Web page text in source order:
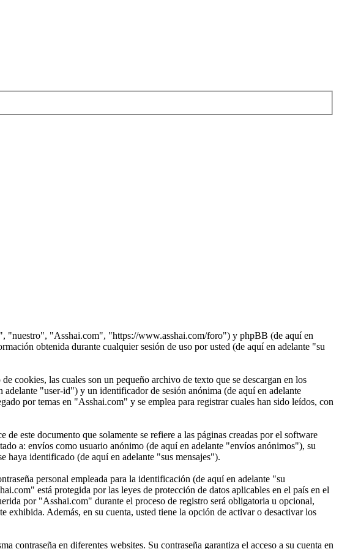
"nuestro", "Asshai.com", "https://www.asshai.com/foro") y phpBB (de aquí en
obtenida durante cualquier sesión de uso por usted (de aquí en adelante "su
cookies, las cuales son un pequeño archivo de texto que se descargan en los
"user-id") y un identificador de sesión anónima (de aquí en adelante
por temas en "Asshai.com" y se emplea para registrar cuales han sido leídos, con
este documento que solamente se refiere a las páginas creadas por el software
a: envíos como usuario anónimo (de aquí en adelante "envíos anónimos"), su
haya identificado (de aquí en adelante "sus mensajes").
personal empleada para la identificación (de aquí en adelante "su
está protegida por las leyes de protección de datos aplicables en el país en el
por "Asshai.com" durante el proceso de registro será obligatoria u opcional,
Además, en su cuenta, usted tiene la opción de activar o desactivar los
contraseña en diferentes websites. Su contraseña garantiza el acceso a su cuenta en